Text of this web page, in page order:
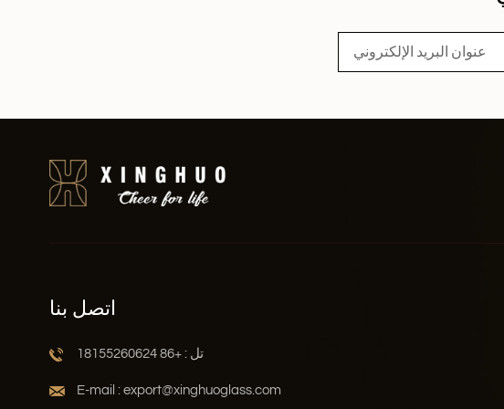
اتصل بنا
تل : +86 18155260624
E-mail : export@xinghuoglass.com